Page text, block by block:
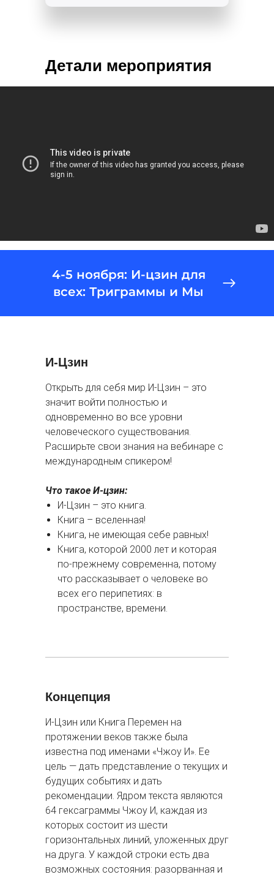
Детали мероприятия
4-5 ноября: И-цзин для
всех: Триграммы и Мы
И-Цзин
Открыть для себя мир И-Цзин – это
значит войти полностью и
одновременно во все уровни
человеческого существования.
Расширьте свои знания на вебинаре с
международным спикером!
Что такое И-цзин:
И-Цзин – это книга.
Книга – вселенная!
Книга, не имеющая себе равных!
Книга, которой 2000 лет и которая
по-прежнему современна, потому
что рассказывает о человеке во
всех его перипетиях: в
пространстве, времени.
Концепция
И-Цзин или Книга Перемен на
протяжении веков также была
известна под именами «Чжоу И». Ее
цель — дать представление о текущих и
будущих событиях и дать
рекомендации. Ядром текста являются
64 гексаграммы Чжоу И, каждая из
которых состоит из шести
горизонтальных линий, уложенных друг
на друга. У каждой строки есть два
возможных состояния: разорванная и